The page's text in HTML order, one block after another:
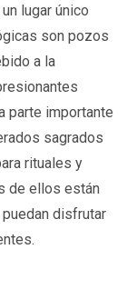
lugar único
son pozos
a la
parte importante
sagrados
rituales y
de ellos están
disfrutar